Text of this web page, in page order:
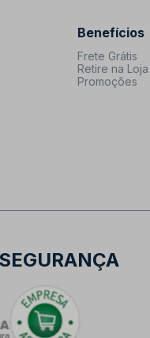
Benefícios
Frete Grátis
Retire na Loja
Promoções